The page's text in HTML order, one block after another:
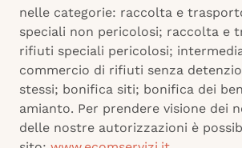
nelle categorie: raccolta e
speciali non pericolosi; raccolta e
rifiuti speciali pericolosi;
commercio di rifiuti senza
stessi; bonifica siti; bonifica dei
amianto. Per prendere visione dei
delle nostre autorizzazioni è